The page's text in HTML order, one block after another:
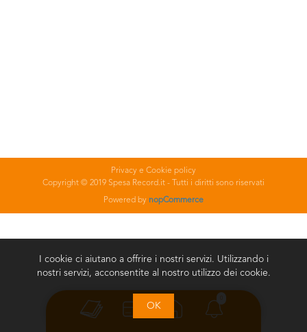
Privacy e Cookie policy
Copyright © 2019 Spesa Record.it - Tutti i diritti sono riservati
Powered by nopCommerce
I cookie ci aiutano a offrire i nostri servizi. Utilizzando i
nostri servizi, acconsentite al nostro utilizzo dei cookie.
OK